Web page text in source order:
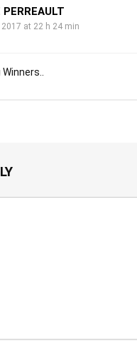
PERREAULT
2017 at 22 h 24 min